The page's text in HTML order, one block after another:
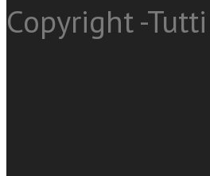
Copyright -